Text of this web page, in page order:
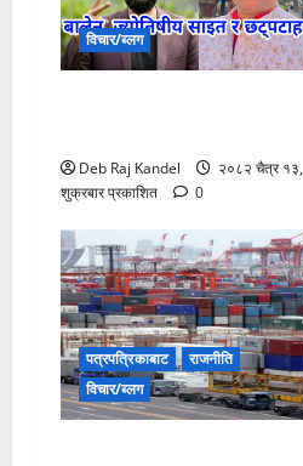
विचार/ब्लग
Deb Raj Kandel
२०८२ चैत्र १३,
शुक्रबार प्रकाशित
0
पत्रपत्रिकाबाट
राजनीति
विचार/ब्लग